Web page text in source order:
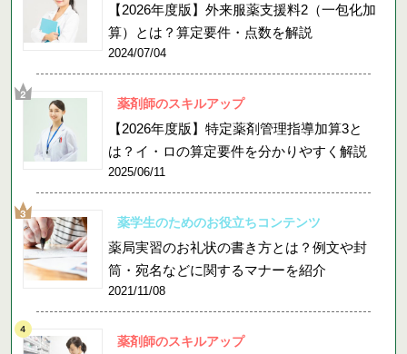
【2026年度版】外来服薬支援料2（一包化加
算）とは？算定要件・点数を解説
2024/07/04
薬剤師のスキルアップ
【2026年度版】特定薬剤管理指導加算3と
は？イ・ロの算定要件を分かりやすく解説
2025/06/11
薬学生のためのお役立ちコンテンツ
薬局実習のお礼状の書き方とは？例文や封
筒・宛名などに関するマナーを紹介
2021/11/08
薬剤師のスキルアップ